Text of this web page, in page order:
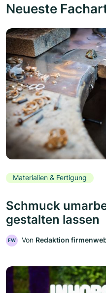
Neueste
Materialien & Fertigung
Schmuck
gestalten lassen
FW Von Redaktion